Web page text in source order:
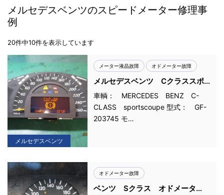
メルセデスベンツのスピードメーター修理事
例
20件中10件を表示しています
メルセデスベンツ
メーター液晶故障 オドメーター故障
メルセデスベンツ Cクラススポ
ーツクーペ 液晶故障
車輌： MERCEDES BENZ C-
CLASS sportscoupe 型式： GF-
203745 モ…
オドメーター故障
ベンツ Sクラス オドメータ